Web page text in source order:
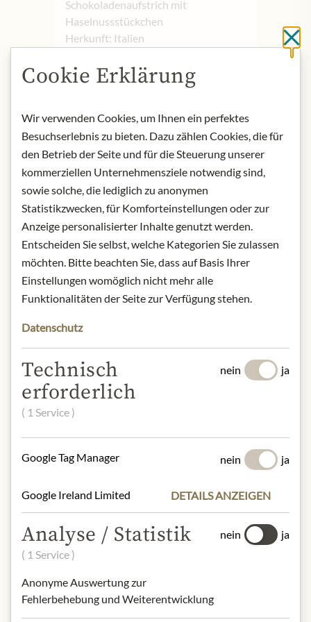
Schokoladenaufstrich mit
Haselnussstückchen
Herkunft: Italien
Kühlschrank aufbewahren
Kontakt: Slitti, Via Francesca Sud,
Toskana, Italien
* Wir bitten um Verständnis, dass das
Produktdesign von der Abbildung
abweichen kann.
ZUTATEN & ALLERGENE
Haselnüsse der Sorte "Tonda Gentile
Trilobata" (35,9%), Zucker, Olivenöl,
fettarmes Kakaopulver (7,8%),
Kakaobutter, internes Milchpulver,
Trilobata" (2,9%),
Geschmacksverstärker, Emulgator:
(Sonnenblumenlecithin, Sojalecithin),
Vanilleextrakt. Keine GVO
(Haselnüsse 38% des
Gesamtprodukts).
Schalenfrüchte und daraus
NÄHRWERTE
100g enthalten im Durchschnitt:
Brennwert (Energie):
Fett:42,9 g
- davon gesättigte Fettsäuren:7,7 g
Cookie Erklärung
Wir verwenden Cookies, um Ihnen ein perfektes
Besuchserlebnis zu bieten. Dazu zählen Cookies, die für
den Betrieb der Seite und für die Steuerung unserer
kommerziellen Unternehmensziele notwendig sind,
sowie solche, die lediglich zu anonymen
Statistikzwecken, für Komforteinstellungen oder zur
Anzeige personalisierter Inhalte genutzt werden.
Entscheiden Sie selbst, welche Kategorien Sie zulassen
möchten. Bitte beachten Sie, dass auf Basis Ihrer
Einstellungen womöglich nicht mehr alle
Funktionalitäten der Seite zur Verfügung stehen.
Datenschutz
Technisch
erforderlich
( 1 Service )
nein ja
Google Tag Manager nein ja
Google Ireland Limited DETAILS ANZEIGEN
Analyse / Statistik
( 1 Service )
Anonyme Auswertung zur
Fehlerbehebung und Weiterentwicklung
nein ja